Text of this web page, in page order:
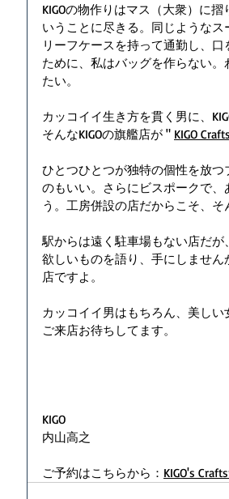
KIGOの物作りはマス（大衆）に
いうことに尽きる。同じような
リーフケースを持って通勤し、
ために、私はバッグを作らない
たい。
カッコイイ生き方を貫く男に、
そんなKIGOの旗艦店が " KIGO
ひとつひとつが独特の個性を放
のもいい。さらにビスポークで
う。工房併設の店だからこそ、そ
駅からは遠く駐車場もない店だ
欲しいものを語り、手にしませ
店ですよ。
カッコイイ男はもちろん、美しい
ご来店お待ちしてます。
KIGO
内山高之
ご予約はこちらから： KIGO's